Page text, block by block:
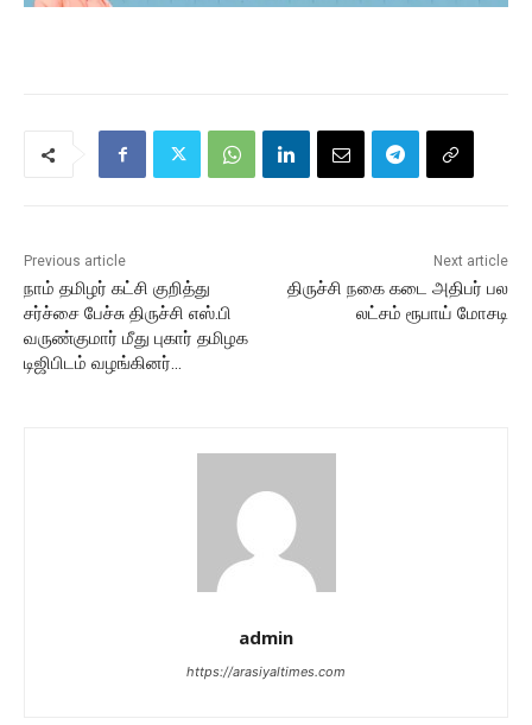
Previous article
நாம் தமிழர் கட்சி குறித்து
சர்ச்சை பேச்சு திருச்சி எஸ்.பி
வருண்குமார் மீது புகார் தமிழக
டிஜிபிடம் வழங்கினர்…
Next article
திருச்சி நகை கடை அதிபர் பல
லட்சம் ரூபாய் மோசடி
admin
https://arasiyaltimes.com